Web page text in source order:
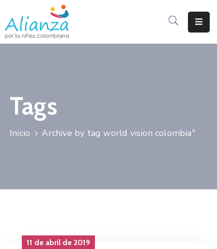
Inicio
Documentos
Contáctanos
Tags
Inicio Archive by tag world vision colombia"
11 de abril de 2019